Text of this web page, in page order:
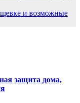
и возможные
защита дома,